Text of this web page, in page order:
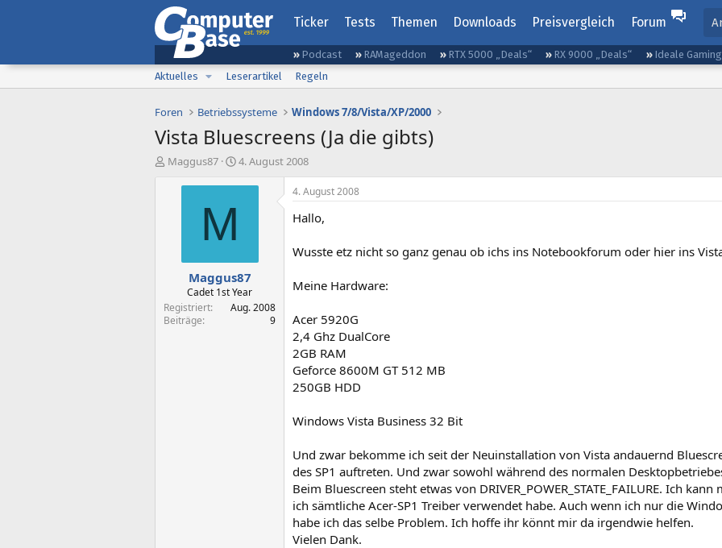
Ticker Tests Themen Downloads Preisvergleich Forum
Podcast RAMageddon RTX 5000 „Deals“ RX 9000 „Deals“
Ideale
Aktuelles
Leserartikel Regeln
Foren Betriebssysteme Windows 7/8/Vista/XP/2000
Vista Bluescreens (Ja die gibts)
E
Maggus87
E
s
t
a
m
4. August 2008
M
Maggus87
Cadet 1st Year
Registriert
Aug. 2008
Beiträge
9
4. August 2008
Hallo,
Wusste etz nicht so ganz genau ob ichs ins Notebookforum oder hier ins
Meine Hardware:
Acer 5920G
2,4 Ghz DualCore
2GB RAM
Geforce 8600M GT 512 MB
250GB HDD
Windows Vista Business 32 Bit
Und zwar bekomme ich seit der Neuinstallation von Vista andauernd
des SP1 auftreten. Und zwar sowohl während des normalen
Beim Bluescreen steht etwas von DRIVER_POWER_STATE_FAILURE. Ich
ich sämtliche Acer-SP1 Treiber verwendet habe. Auch wenn ich nur die
habe ich das selbe Problem. Ich hoffe ihr könnt mir da irgendwie helfen.
Vielen Dank.